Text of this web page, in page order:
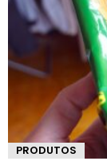
PRODUTOS